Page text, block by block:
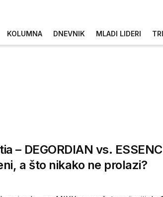
KOLUMNA DNEVNIK MLADI LIDERI
– DEGORDIAN vs.
a što nikako ne prolazi?